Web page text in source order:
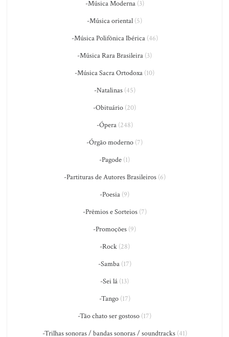
-Música Moderna(3)
-Música oriental (5)
-Música Polifônica Ibérica(46)
-Música Rara Brasileira (3)
-Música Sacra Ortodoxa (10)
-Natalinas(45)
-Obituário (20)
-Ópera(248)
-Órgão moderno (7)
-Pagode (1)
-Partituras de Autores Brasileiros(6)
-Poesia (9)
-Prêmios e Sorteios(7)
-Promoções (9)
-Rock(28)
-Samba(17)
-Sei lá (13)
-Tango(17)
-Tão chato ser gostoso (17)
-Trilhas sonoras / bandas sonoras / soundtracks(41)